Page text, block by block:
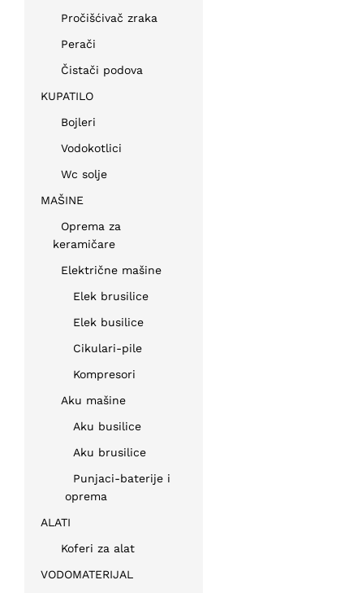
Pročišćivač zraka
Perači
Čistači podova
KUPATILO
Bojleri
Vodokotlici
Wc solje
MAŠINE
Oprema za
keramičare
Električne mašine
Elek brusilice
Elek busilice
Cikulari-pile
Kompresori
Aku mašine
Aku busilice
Aku brusilice
Punjaci-baterije i
oprema
ALATI
Koferi za alat
VODOMATERIJAL